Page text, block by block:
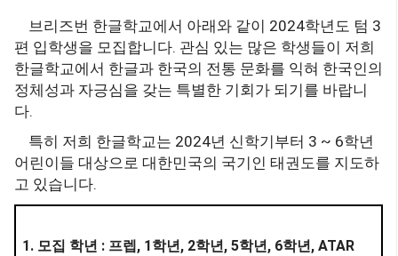
브리즈번 한글학교에서 아래와 같이 2024학년도 텀 3
편 입학생을 모집합니다. 관심 있는 많은 학생들이 저희
한글학교에서 한글과 한국의 전통 문화를 익혀 한국인의
정체성과 자긍심을 갖는 특별한 기회가 되기를 바랍니
다.
특히 저희 한글학교는 2024년 신학기부터 3 ~ 6학년
어린이들 대상으로 대한민국의 국기인 태권도를 지도하
고 있습니다.
1. 모집 학년 : 프렙 , 1 학년 , 2학년 , 5학년 , 6학년 , ATAR